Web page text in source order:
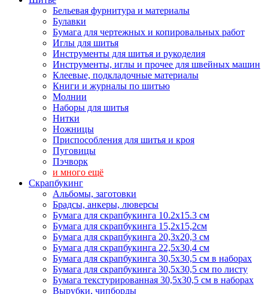
Бельевая фурнитура и материалы
Булавки
Бумага для чертежных и копировальных работ
Иглы для шитья
Инструменты для шитья и рукоделия
Инструменты, иглы и прочее для швейных машин
Клеевые, подкладочные материалы
Книги и журналы по шитью
Молнии
Наборы для шитья
Нитки
Ножницы
Приспособления для шитья и кроя
Пуговицы
Пэчворк
и много ещё
Скрапбукинг
Альбомы, заготовки
Брадсы, анкеры, люверсы
Бумага для скрапбукинга 10.2х15.3 см
Бумага для скрапбукинга 15,2х15,2см
Бумага для скрапбукинга 20,3х20,3 см
Бумага для скрапбукинга 22,5х30,4 см
Бумага для скрапбукинга 30,5х30,5 см в наборах
Бумага для скрапбукинга 30,5х30,5 см по листу
Бумага текстурированная 30,5х30,5 см в наборах
Вырубки, чипборды